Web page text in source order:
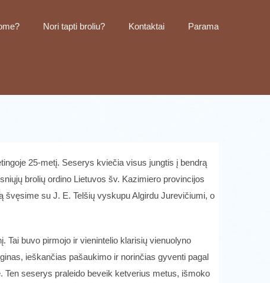
Nori tapti broliu? Kontaktai Parama
25-metį. Seserys kviečia visus jungtis į bendrą
brolių ordino Lietuvos šv. Kazimiero provincijos
su J. E. Telšių vyskupu Algirdu Jurevičiumi, o
Tai buvo pirmojo ir vienintelio klarisių vienuolyno
ieškančias pašaukimo ir norinčias gyventi pagal
seserys praleido beveik ketverius metus, išmoko